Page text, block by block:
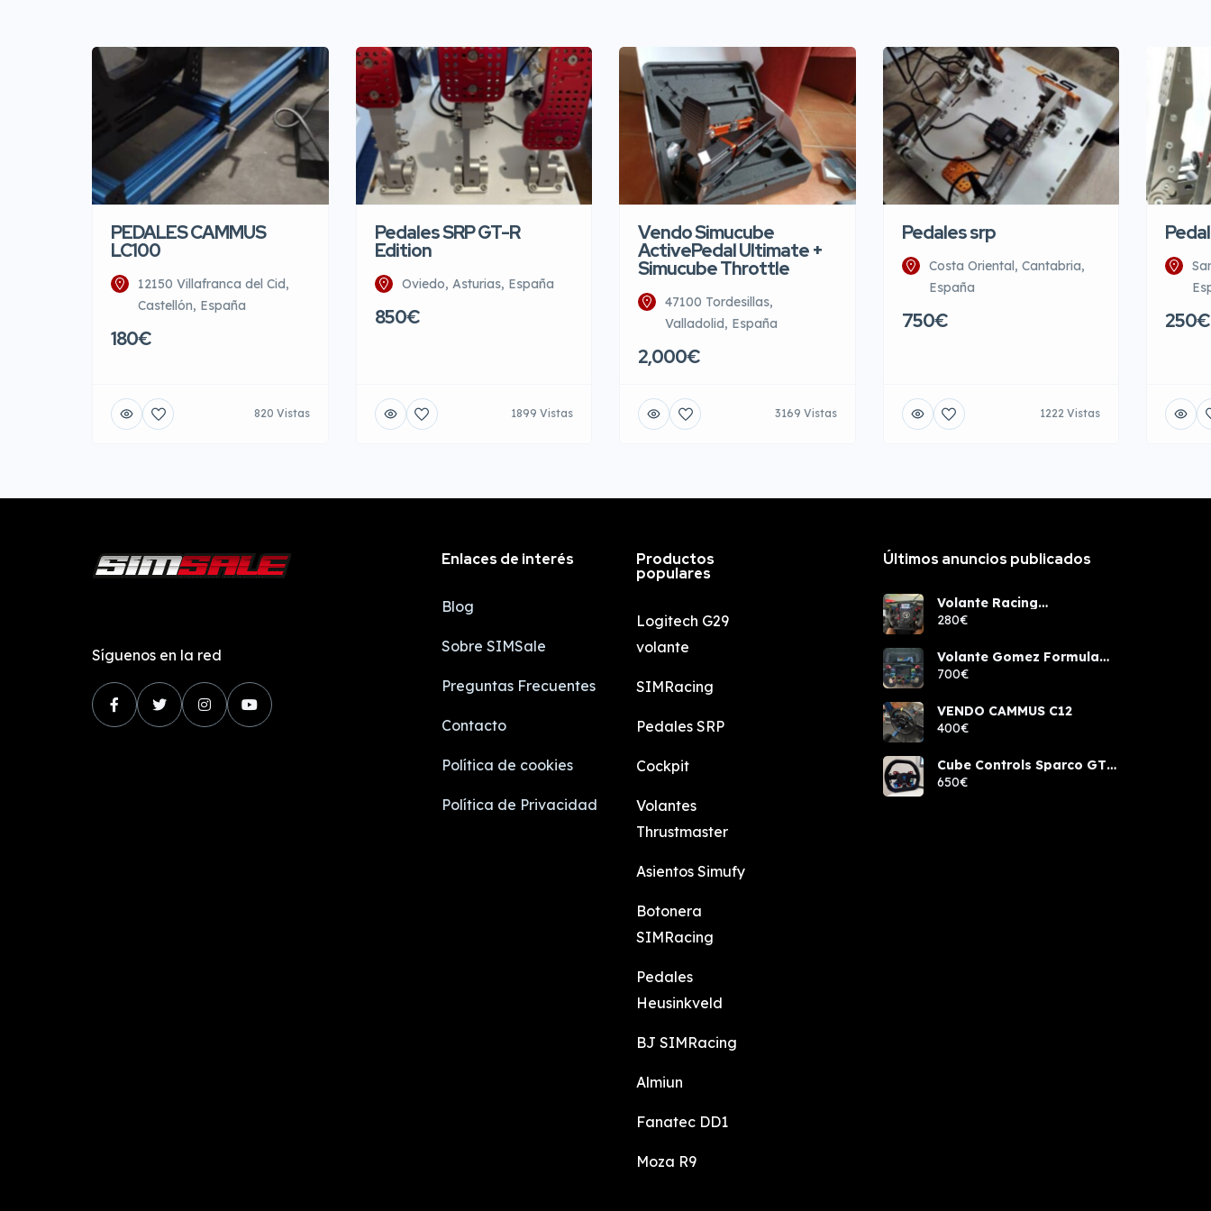
PEDALES CAMMUS
LC100
12150 Villafranca del Cid,
Castellón, España
180€
820 Vistas
Pedales SRP GT-R
Edition
Oviedo, Asturias, España
850€
1899 Vistas
Vendo Simucube
ActivePedal Ultimate +
Simucube Throttle
47100 Tordesillas,
Valladolid, España
2,000€
3169 Vistas
Pedales srp
Costa Oriental, Cantabria,
España
750€
1222 Vistas
250€
Síguenos en la red
Enlaces de interés
Blog
Sobre SIMSale
Preguntas Frecuentes
Contacto
Política de cookies
Política de Privacidad
Productos
populares
Logitech G29
volante
SIMRacing
Pedales SRP
Cockpit
Volantes
Thrustmaster
Asientos Simufy
Botonera
SIMRacing
Pedales
Heusinkveld
BJ SIMRacing
Almiun
Fanatec DD1
Moza R9
Últimos anuncios publicados
Volante Racing
components rcw sport
280€
Volante Gomez Formula
Pro Elite
700€
VENDO CAMMUS C12
400€
Cube Controls Sparco GT
PRO NUEVO
650€